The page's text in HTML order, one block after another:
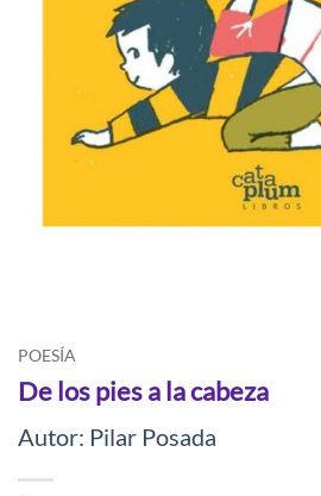
POESÍA
De los pies a la cabeza
Autor: Pilar Posada